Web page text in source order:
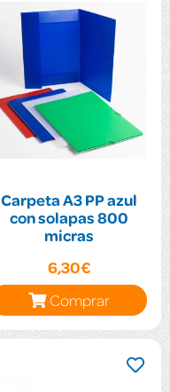
Carpeta A3 PP azul
con solapas 800
micras
6,30€
Comprar